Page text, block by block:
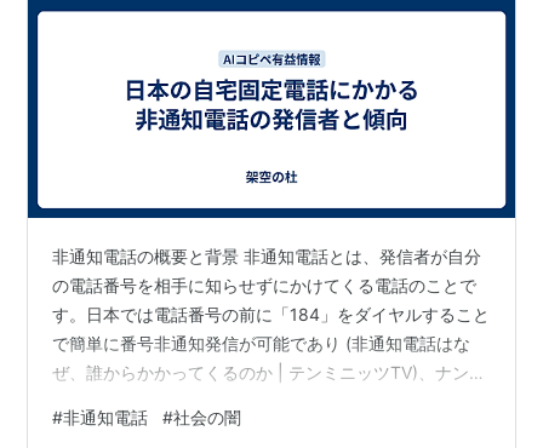
非通知電話の概要と背景 非通知電話とは、発信者が自分
の電話番号を相手に知らせずにかけてくる電話のことで
す。日本では電話番号の前に「184」をダイヤルすること
で簡単に番号非通知発信が可能であり (非通知電話はな
ぜ、誰からかかってくるのか | テンミニッツTV)、ナンバ
歴に「非通知」と表示されます。もともと日本で電話番
#非通知電話 #社会の闇